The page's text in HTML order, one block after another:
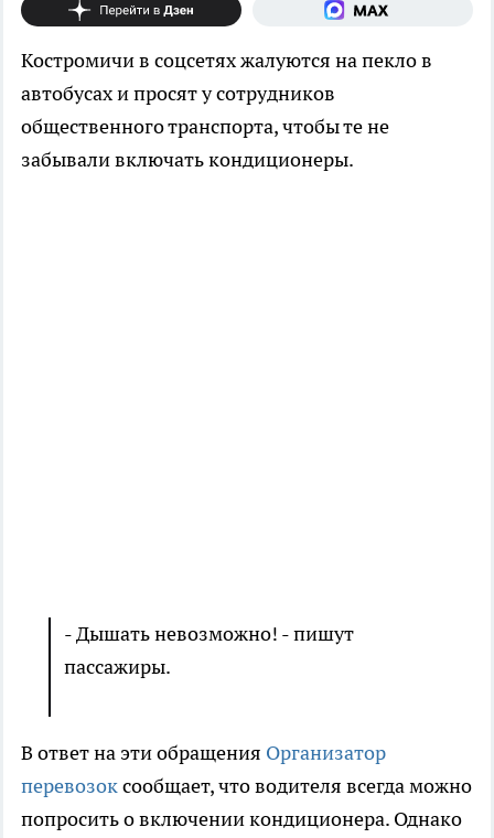
Костромичи в соцсетях жалуются на пекло в
автобусах и просят у сотрудников
общественного транспорта, чтобы те не
забывали включать кондиционеры.
- Дышать невозможно! - пишут
пассажиры.
В ответ на эти обращения Организатор
перевозоксообщает, что водителя всегда можно
попросить о включении кондиционера. Однако